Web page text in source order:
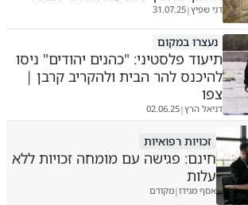
דני שפיץ|
31.07.25
נעצרו במקום
תיעוד פלסטיני: "כהנים יהודים" ניסו
להיכנס להר הבית ולהקריב קרבן |
צפו
דניאל הרץ|
02.06.25
זכויות רפואיות
חינם: פגישה עם מומחה זכויות ללא
עלות
אסף מגידו|מקודם